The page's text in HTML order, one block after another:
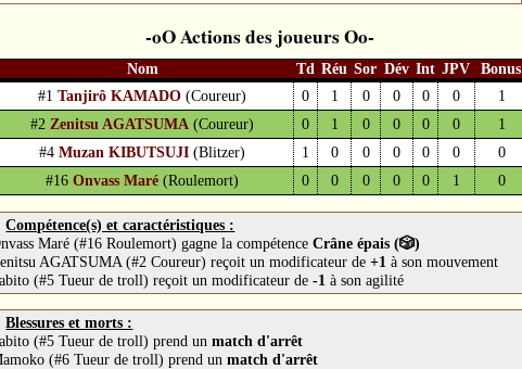
Actions des joueurs
Nom Td Réu Sor Dév Int JPV
Bonus
#1Tanjirô KAMADO (Coureur) 0 1 0 0 0 0
1
#2Zenitsu AGATSUMA (Coureur) 0 1 0 0 0 0
1
#4Muzan KIBUTSUJI (Blitzer) 1 0 0 0 0 0
0
#16Onvass Maré (Roulemort) 0 0 0 0 0 1 0
Compétence(s) et caractéristiques :
Maré (#16 Roulemort) gagne la compétenceCrâne épais (🎲)
AGATSUMA (#2 Coureur) reçoit un modificateur de+1 à son mouvement
(#5 Tueur de troll) reçoit un modificateur de-1 à son agilité
Blessures et morts :
(#5 Tueur de troll) prend unmatch d'arrêt
(#6 Tueur de troll) prend unmatch d'arrêt